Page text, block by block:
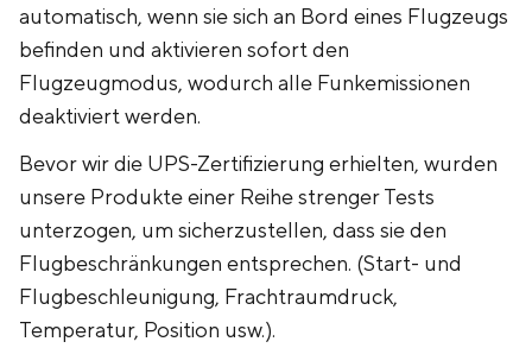
automatisch, wenn sie sich an Bord eines Flugzeugs
befinden und aktivieren sofort den
Flugzeugmodus, wodurch alle Funkemissionen
deaktiviert werden.
‍Bevor wir die UPS-Zertifizierung erhielten, wurden
unsere Produkte einer Reihe strenger Tests
unterzogen, um sicherzustellen, dass sie den
Flugbeschränkungen entsprechen. (Start- und
Flugbeschleunigung, Frachtraumdruck,
Temperatur, Position usw.).